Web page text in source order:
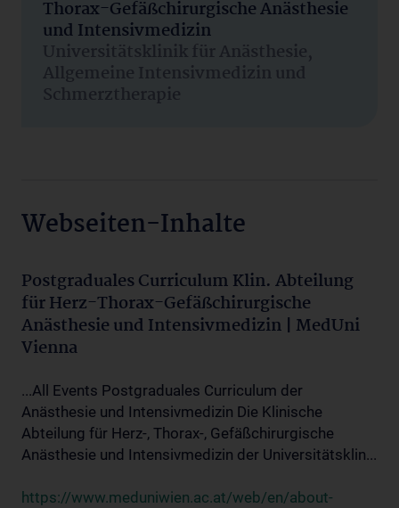
Thorax-Gefäßchirurgische Anästhesie
und Intensivmedizin
Universitätsklinik für Anästhesie,
Allgemeine Intensivmedizin und
Schmerztherapie
Webseiten-Inhalte
Postgraduales Curriculum Klin. Abteilung
für Herz-Thorax-Gefäßchirurgische
Anästhesie und Intensivmedizin | MedUni
Vienna
...All Events Postgraduales Curriculum der
Anästhesie und Intensivmedizin Die Klinische
Abteilung für Herz-, Thorax-, Gefäßchirurgische
Anästhesie und Intensivmedizin der Universitätsklin...
https://www.meduniwien.ac.at/web/en/about-